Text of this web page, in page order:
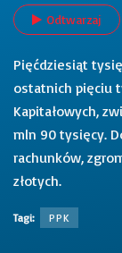
Odtwarzaj
Pięćdziesiąt
ostatnich pięciu
Kapitałowych,
mln 90 tysięcy.
rachunków,
złotych.
Tagi: PPK